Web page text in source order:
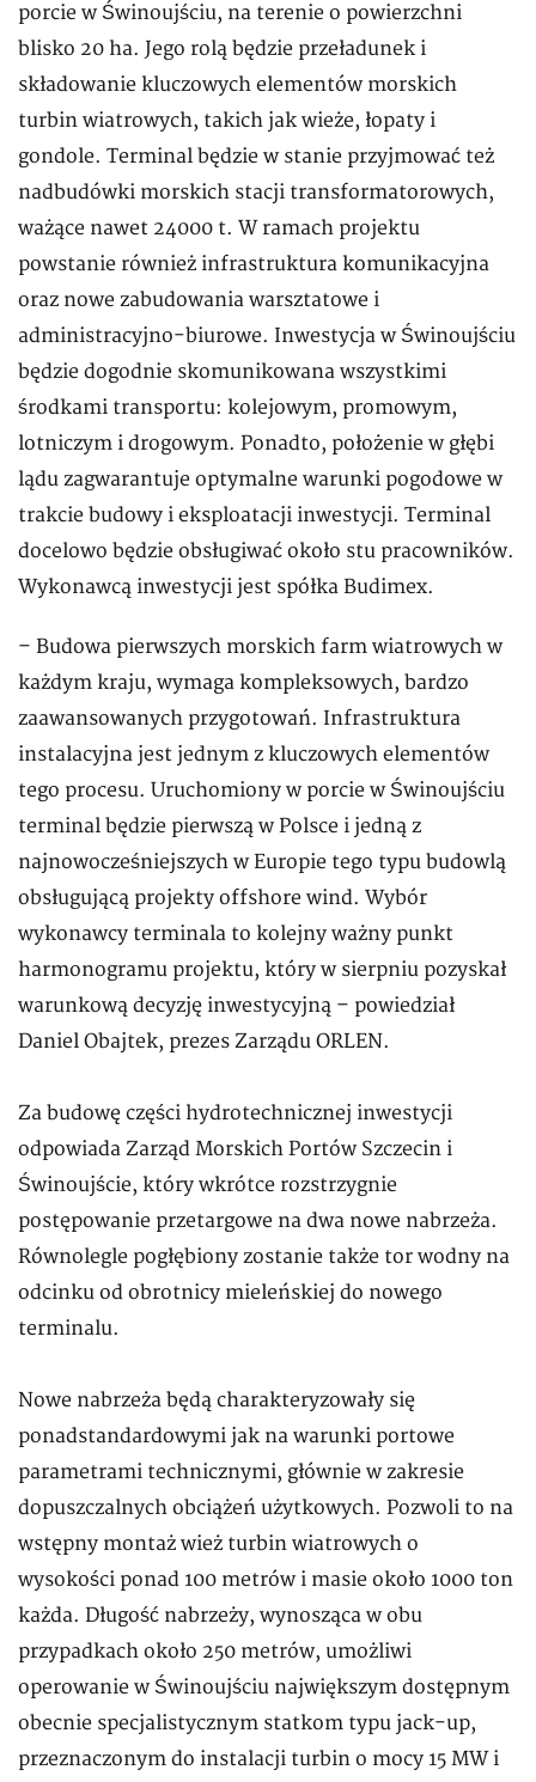
porcie w Świnoujściu, na terenie o powierzchni
blisko 20 ha. Jego rolą będzie przeładunek i
składowanie kluczowych elementów morskich
turbin wiatrowych, takich jak wieże, łopaty i
gondole. Terminal będzie w stanie przyjmować też
nadbudówki morskich stacji transformatorowych,
ważące nawet 24000 t. W ramach projektu
powstanie również infrastruktura komunikacyjna
oraz nowe zabudowania warsztatowe i
administracyjno-biurowe. Inwestycja w Świnoujściu
będzie dogodnie skomunikowana wszystkimi
środkami transportu: kolejowym, promowym,
lotniczym i drogowym. Ponadto, położenie w głębi
lądu zagwarantuje optymalne warunki pogodowe w
trakcie budowy i eksploatacji inwestycji. Terminal
docelowo będzie obsługiwać około stu pracowników.
Wykonawcą inwestycji jest spółka Budimex.
– Budowa pierwszych morskich farm wiatrowych w
każdym kraju, wymaga kompleksowych, bardzo
zaawansowanych przygotowań. Infrastruktura
instalacyjna jest jednym z kluczowych elementów
tego procesu. Uruchomiony w porcie w Świnoujściu
terminal będzie pierwszą w Polsce i jedną z
najnowocześniejszych w Europie tego typu budowlą
obsługującą projekty offshore wind. Wybór
wykonawcy terminala to kolejny ważny punkt
harmonogramu projektu, który w sierpniu pozyskał
warunkową decyzję inwestycyjną – powiedział
Daniel Obajtek, prezes Zarządu ORLEN.
Za budowę części hydrotechnicznej inwestycji
odpowiada Zarząd Morskich Portów Szczecin i
Świnoujście, który wkrótce rozstrzygnie
postępowanie przetargowe na dwa nowe nabrzeża.
Równolegle pogłębiony zostanie także tor wodny na
odcinku od obrotnicy mieleńskiej do nowego
terminalu.
Nowe nabrzeża będą charakteryzowały się
ponadstandardowymi jak na warunki portowe
parametrami technicznymi, głównie w zakresie
dopuszczalnych obciążeń użytkowych. Pozwoli to na
wstępny montaż wież turbin wiatrowych o
wysokości ponad 100 metrów i masie około 1000 ton
każda. Długość nabrzeży, wynosząca w obu
przypadkach około 250 metrów, umożliwi
operowanie w Świnoujściu największym dostępnym
obecnie specjalistycznym statkom typu jack-up,
przeznaczonym do instalacji turbin o mocy 15 MW i